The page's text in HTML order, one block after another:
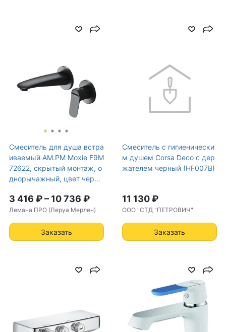
Смеситель для душа встра
иваемый AM.PM Moxie F9M
72622, скрытый монтаж, о
днорычажный, цвет черны
3 416 ₽– 10 736 ₽
Лемана ПРО (Леруа Мерлен)
Заказать
Смеситель с гигиенически
м душем Corsa Deco с дер
жателем черный (HF007B)
11 130 ₽
ООО "СТД "ПЕТРОВИЧ"
Заказать